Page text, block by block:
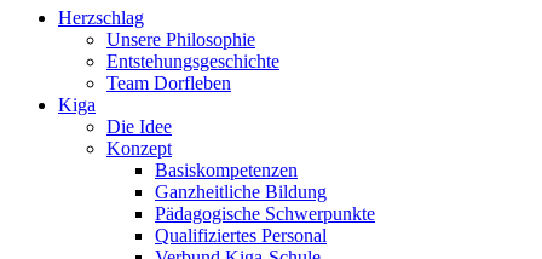
Herzschlag
Unsere Philosophie
Entstehungsgeschichte
Team Dorfleben
Kiga
Die Idee
Konzept
Basiskompetenzen
Ganzheitliche Bildung
Pädagogische Schwerpunkte
Qualifiziertes Personal